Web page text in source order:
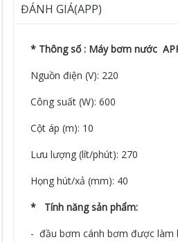
ĐÁNH GIÁ(APP)
* Thông số : Máy bơm nước
Nguồn điện (V): 220
Công suất (W): 600
Cột áp (m): 10
Lưu lượng (lít/phút): 270
Họng hút/xả (mm): 40
* Tính năng sản phẩm:
- đầu bơm cánh bơm được làm